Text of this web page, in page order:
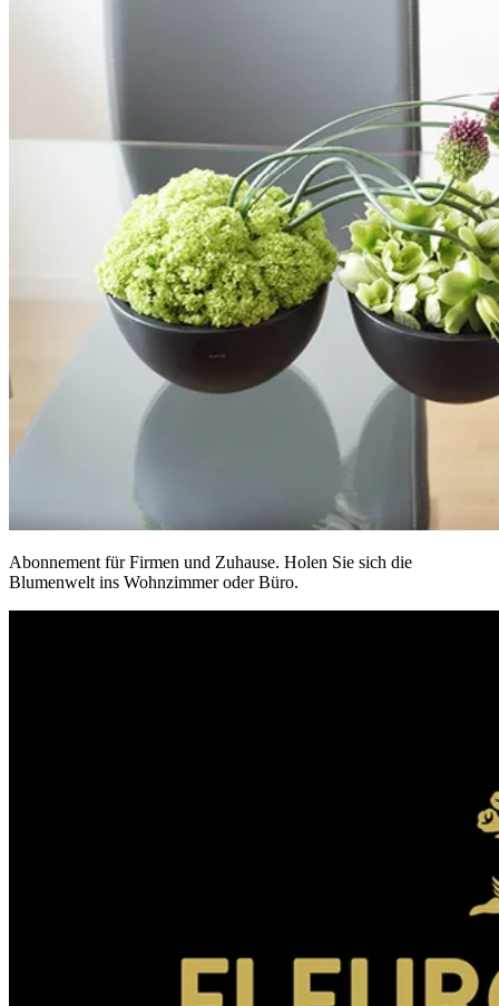
Abonnement für Firmen und Zuhause. Holen Sie sich die
Blumenwelt ins Wohnzimmer oder Büro.